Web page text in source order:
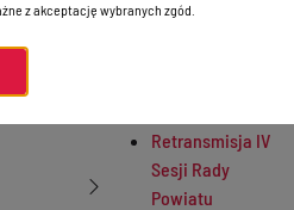
Retransmisja III
Retransmisja IV
Sesji Rady
Powiatu
z akceptację wybranych zgód.